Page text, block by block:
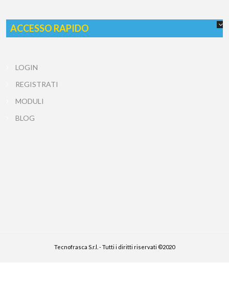
ACCESSO RAPIDO
LOGIN
REGISTRATI
MODULI
BLOG
Tecnofrasca S.r.l. - Tutti i diritti riservati ©2020